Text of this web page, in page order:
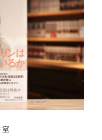
室